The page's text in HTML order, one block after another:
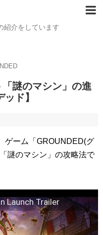
紹介をしています
「謎のマシン」の進
ド】
ゲーム「GROUNDED(グ
謎のマシン」の攻略法で
Launch Trailer